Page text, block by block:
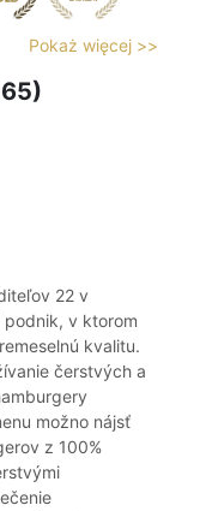
Pokaż więcej >>
22 v
podnik, v ktorom
kvalitu.
čerstvých a
možno nájsť
z 100%